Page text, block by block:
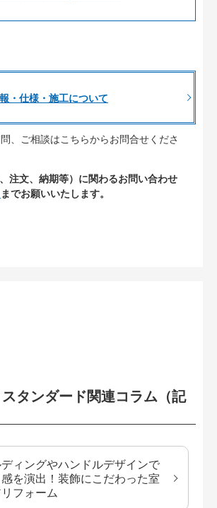
・仕様・施工について
、ご相談はこちらからお問合せくださ
注文、納期等）に関わるお問い合わせ
までお願いいたします。
タンダード関連コラム（記
ィングやハンドルデザインで
を演出！装飾にこだわった室
フォーム